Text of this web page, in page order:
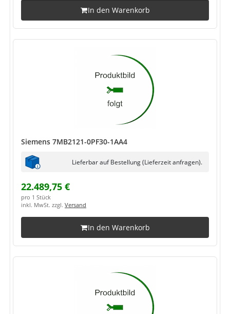
In den Warenkorb
Siemens 7MB2121-0PF30-1AA4
Lieferbar auf Bestellung (Lieferzeit anfragen).
22.489,75 €
pro 1 Stück
inkl. MwSt. zzgl. Versand
In den Warenkorb